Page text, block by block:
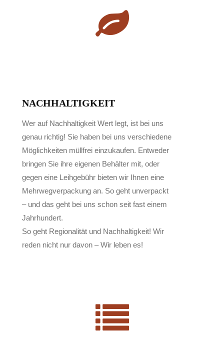
NACHHALTIGKEIT
Wer auf Nachhaltigkeit Wert legt, ist bei uns
genau richtig! Sie haben bei uns verschiedene
Möglichkeiten müllfrei einzukaufen. Entweder
bringen Sie ihre eigenen Behälter mit, oder
gegen eine Leihgebühr bieten wir Ihnen eine
Mehrwegverpackung an. So geht unverpackt
– und das geht bei uns schon seit fast einem
Jahrhundert.
So geht Regionalität und Nachhaltigkeit! Wir
reden nicht nur davon – Wir leben es!